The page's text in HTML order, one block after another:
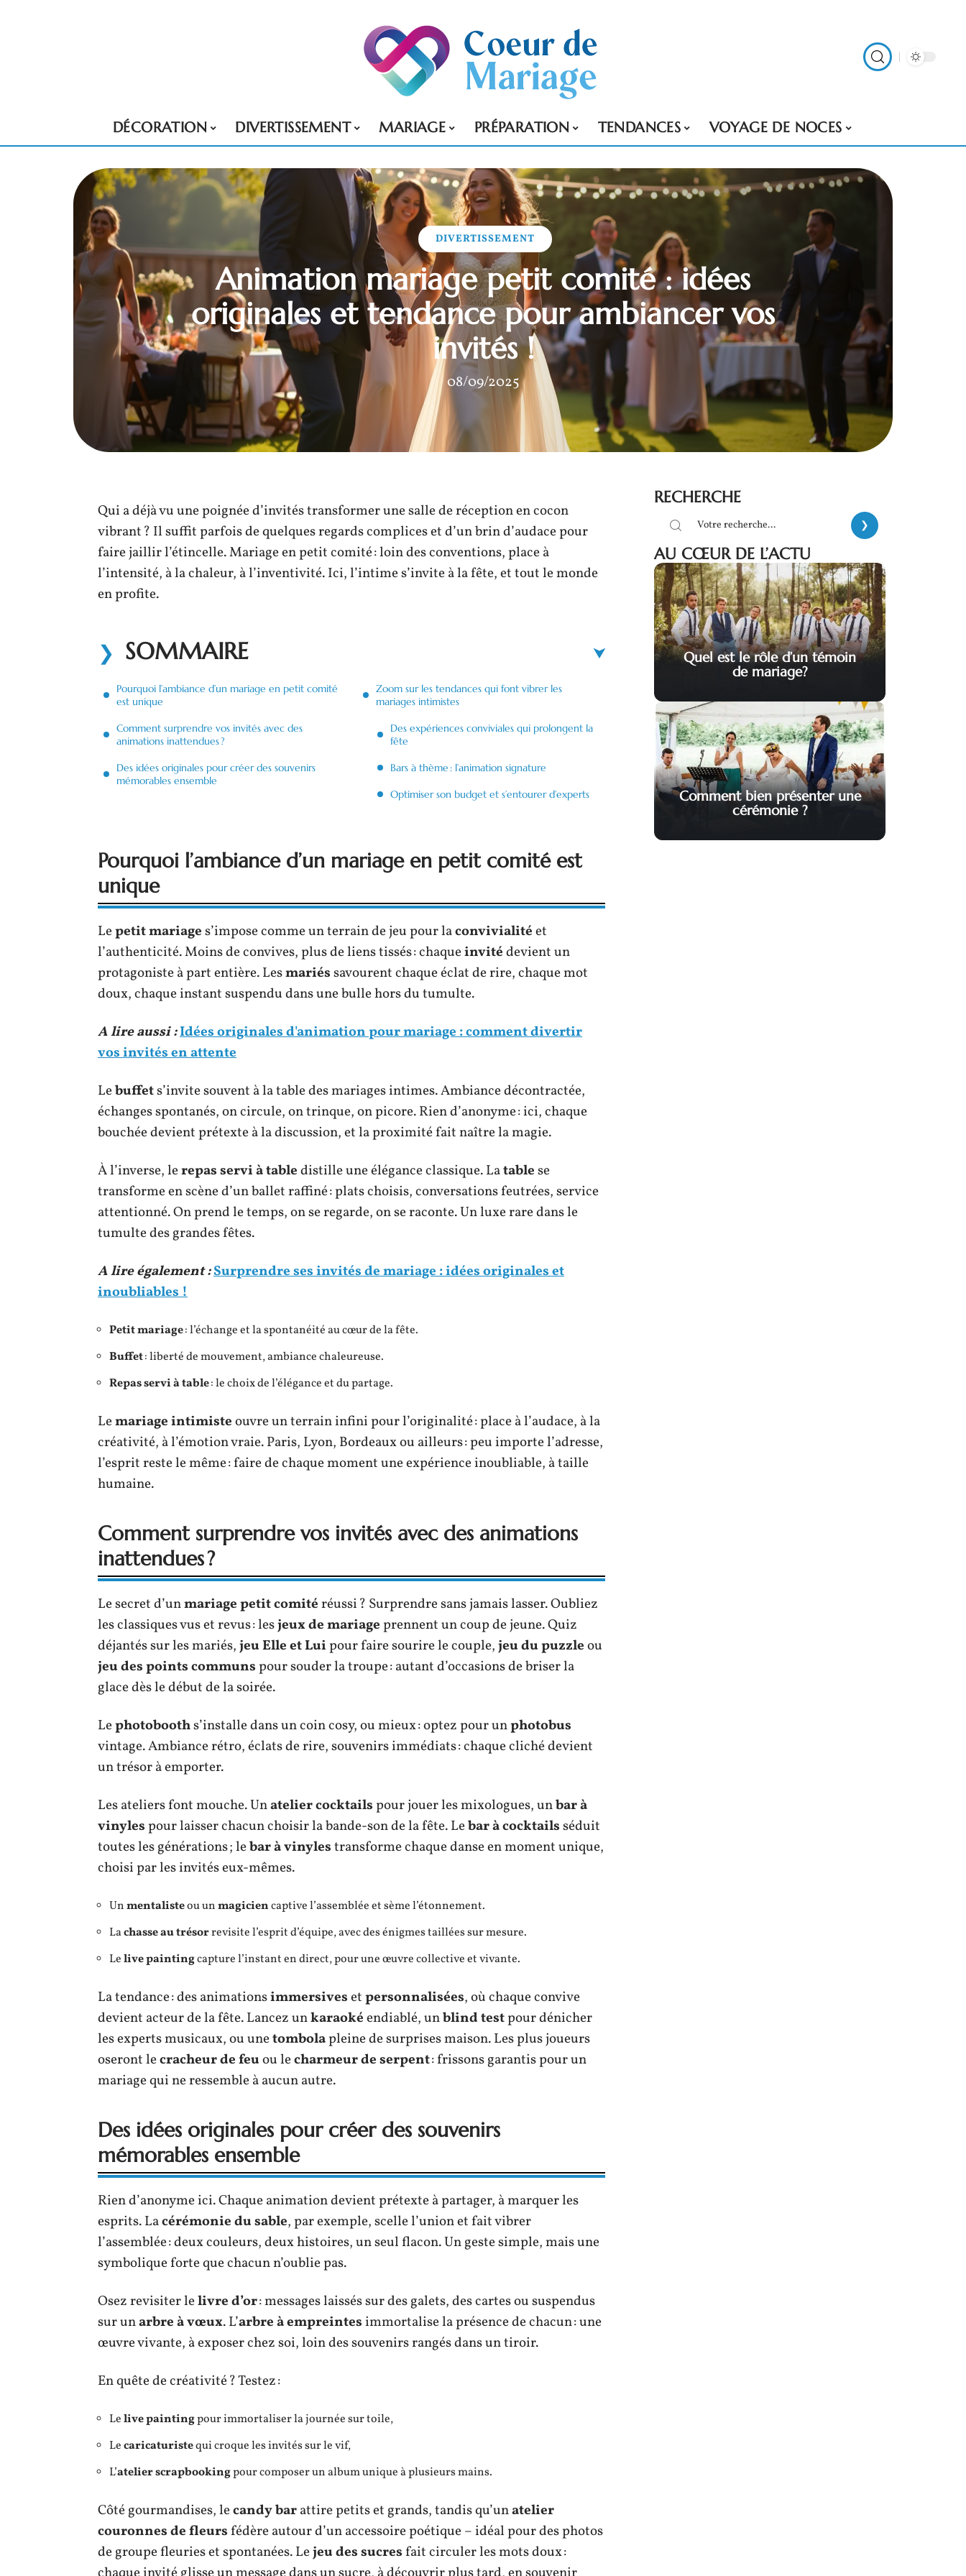
DÉCORATION DIVERTISSEMENT MARIAGE PRÉPARATION TENDANCES VOYAGE DE NOCES
DIVERTISSEMENT
Animation mariage petit comité : idées
originales et tendance pour ambiancer vos
invités !
08/09/2025
Qui a déjà vu une poignée d’invités transformer une salle de réception en cocon
vibrant ? Il suffit parfois de quelques regards complices et d’un brin d’audace pour
faire jaillir l’étincelle. Mariage en petit comité : loin des conventions, place à
l’intensité, à la chaleur, à l’inventivité. Ici, l’intime s’invite à la fête, et tout le monde
en profite.
SOMMAIRE
Pourquoi l’ambiance d’un mariage en petit comité
est unique
Comment surprendre vos invités avec des
animations inattendues ?
Des idées originales pour créer des souvenirs
mémorables ensemble
Zoom sur les tendances qui font vibrer les
mariages intimistes
Des expériences conviviales qui prolongent la
fête
Bars à thème : l’animation signature
Optimiser son budget et s’entourer d’experts
Pourquoi l’ambiance d’un mariage en petit comité est
unique
Lepetit mariages’impose comme un terrain de jeu pour laconvivialitéet
l’authenticité. Moins de convives, plus de liens tissés : chaqueinvitédevient un
protagoniste à part entière. Lesmariéssavourent chaque éclat de rire, chaque mot
doux, chaque instant suspendu dans une bulle hors du tumulte.
A lire aussi :Idées originales d'animation pour mariage : comment divertir
vos invités en attente
Lebuffets’invite souvent à la table des mariages intimes. Ambiance décontractée,
échanges spontanés, on circule, on trinque, on picore. Rien d’anonyme : ici, chaque
bouchée devient prétexte à la discussion, et la proximité fait naître la magie.
À l’inverse, lerepas servi à tabledistille une élégance classique. Latablese
transforme en scène d’un ballet raffiné : plats choisis, conversations feutrées, service
attentionné. On prend le temps, on se regarde, on se raconte. Un luxe rare dans le
tumulte des grandes fêtes.
A lire également :Surprendre ses invités de mariage : idées originales et
inoubliables !
Petit mariage: l’échange et la spontanéité au cœur de la fête.
Buffet: liberté de mouvement, ambiance chaleureuse.
Repas servi à table: le choix de l’élégance et du partage.
Lemariage intimisteouvre un terrain infini pour l’originalité : place à l’audace, à la
créativité, à l’émotion vraie. Paris, Lyon, Bordeaux ou ailleurs : peu importe l’adresse,
l’esprit reste le même : faire de chaque moment une expérience inoubliable, à taille
humaine.
Comment surprendre vos invités avec des animations
inattendues ?
Le secret d’unmariage petit comitéréussi ? Surprendre sans jamais lasser. Oubliez
les classiques vus et revus : lesjeux de mariageprennent un coup de jeune. Quiz
déjantés sur les mariés,jeu Elle et Luipour faire sourire le couple,jeu du puzzleou
jeu des points communspour souder la troupe : autant d’occasions de briser la
glace dès le début de la soirée.
Lephotobooths’installe dans un coin cosy, ou mieux : optez pour unphotobus
vintage. Ambiance rétro, éclats de rire, souvenirs immédiats : chaque cliché devient
un trésor à emporter.
Les ateliers font mouche. Unatelier cocktailspour jouer les mixologues, unbar à
vinylespour laisser chacun choisir la bande-son de la fête. Lebar à cocktailsséduit
toutes les générations ; lebar à vinylestransforme chaque danse en moment unique,
choisi par les invités eux-mêmes.
Unmentalisteou unmagiciencaptive l’assemblée et sème l’étonnement.
Lachasse au trésorrevisite l’esprit d’équipe, avec des énigmes taillées sur mesure.
Lelive paintingcapture l’instant en direct, pour une œuvre collective et vivante.
La tendance : des animationsimmersivesetpersonnalisées, où chaque convive
devient acteur de la fête. Lancez unkaraokéendiablé, unblind testpour dénicher
les experts musicaux, ou unetombolapleine de surprises maison. Les plus joueurs
oseront lecracheur de feuou lecharmeur de serpent: frissons garantis pour un
mariage qui ne ressemble à aucun autre.
Des idées originales pour créer des souvenirs
mémorables ensemble
Rien d’anonyme ici. Chaque animation devient prétexte à partager, à marquer les
esprits. Lacérémonie du sable, par exemple, scelle l’union et fait vibrer
l’assemblée : deux couleurs, deux histoires, un seul flacon. Un geste simple, mais une
symbolique forte que chacun n’oublie pas.
Osez revisiter lelivre d’or: messages laissés sur des galets, des cartes ou suspendus
sur unarbre à vœux. L’arbre à empreintesimmortalise la présence de chacun : une
œuvre vivante, à exposer chez soi, loin des souvenirs rangés dans un tiroir.
En quête de créativité ? Testez :
Lelive paintingpour immortaliser la journée sur toile,
Lecaricaturistequi croque les invités sur le vif,
L’atelier scrapbookingpour composer un album unique à plusieurs mains.
Côté gourmandises, lecandy barattire petits et grands, tandis qu’unatelier
couronnes de fleursfédère autour d’un accessoire poétique – idéal pour des photos
de groupe fleuries et spontanées. Lejeu des sucresfait circuler les mots doux :
RECHERCHE
AU CŒUR DE L’ACTU
Quel est le rôle d’un témoin
de mariage?
Comment bien présenter une
cérémonie ?